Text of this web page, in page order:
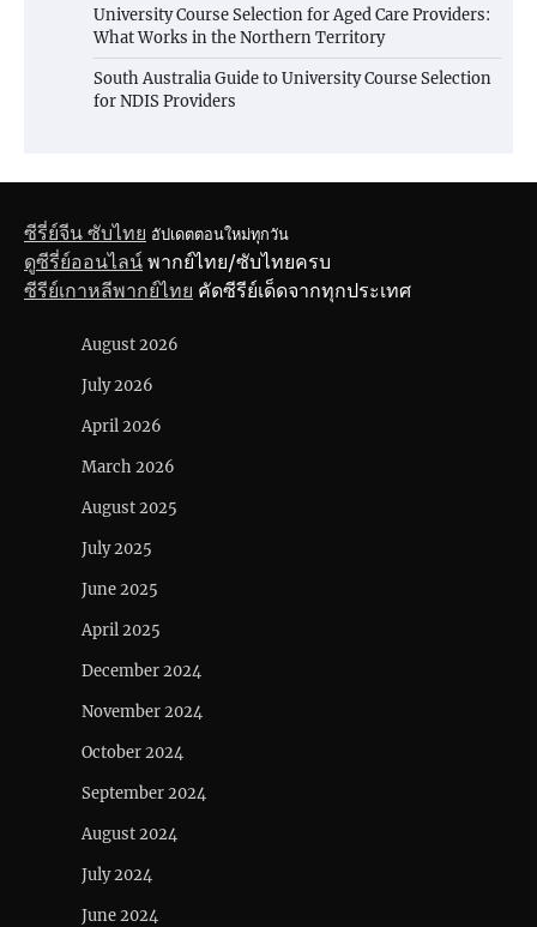
University Course Selection for Aged Care Providers:
What Works in the Northern Territory
South Australia Guide to University Course Selection
for NDIS Providers
ซีรี่ย์จีน ซับไทย อัปเดตตอนใหม่ทุกวัน
ดูซีรี่ย์ออนไลน์ พากย์ไทย/ซับไทยครบ
ซีรีย์เกาหลีพากย์ไทย คัดซีรีย์เด็ดจากทุกประเทศ
August 2026
July 2026
April 2026
March 2026
August 2025
July 2025
June 2025
April 2025
December 2024
November 2024
October 2024
September 2024
August 2024
July 2024
June 2024